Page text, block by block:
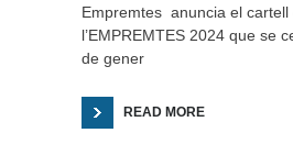
Empremtes anuncia el cartell
l’EMPREMTES 2024 que se
de gener
READ MORE